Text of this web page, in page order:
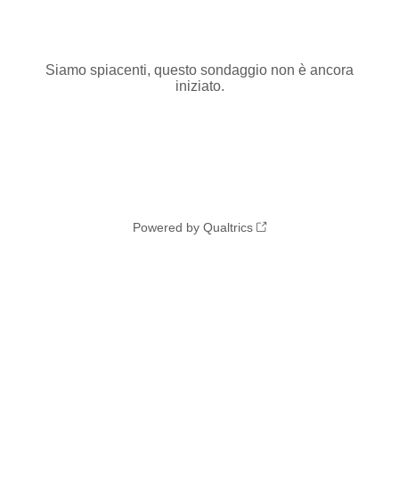
Siamo spiacenti, questo sondaggio non è ancora
iniziato.
Powered by Qualtrics